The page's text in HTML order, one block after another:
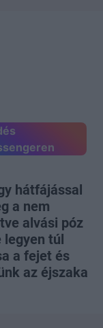
hátfájással
a nem
alvási póz
legyen túl
a fejet és
az éjszaka